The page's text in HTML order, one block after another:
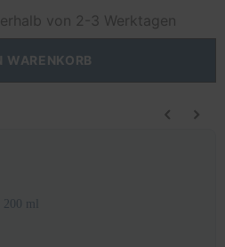
von 2-3 Werktagen
WARENKORB
ml